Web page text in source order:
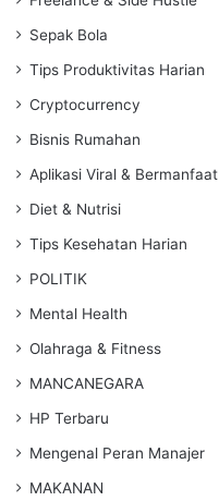
Sepak Bola
Tips Produktivitas Harian
Cryptocurrency
Bisnis Rumahan
Aplikasi Viral & Bermanfaat
Diet & Nutrisi
Tips Kesehatan Harian
POLITIK
Mental Health
Olahraga & Fitness
MANCANEGARA
HP Terbaru
Mengenal Peran Manajer
MAKANAN